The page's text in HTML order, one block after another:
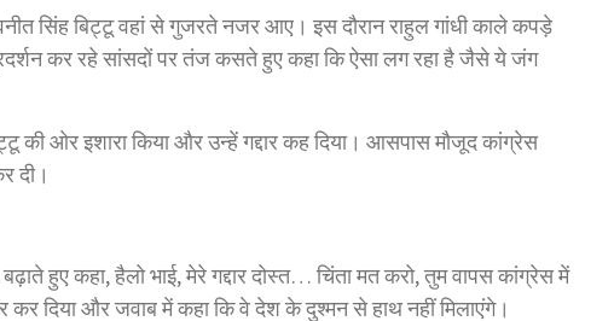
सिंह बिट्टू वहां से गुजरते नजर आए। इस दौरान राहुल गांधी काले कपड़े
कर रहे सांसदों पर तंज कसते हुए कहा कि ऐसा लग रहा है जैसे ये जंग
की ओर इशारा किया और उन्हें गद्दार कह दिया। आसपास मौजूद कांग्रेस
दी।
हुए कहा, हैलो भाई, मेरे गद्दार दोस्त… चिंता मत करो, तुम वापस कांग्रेस में
दिया और जवाब में कहा कि वे देश के दुश्मन से हाथ नहीं मिलाएंगे।